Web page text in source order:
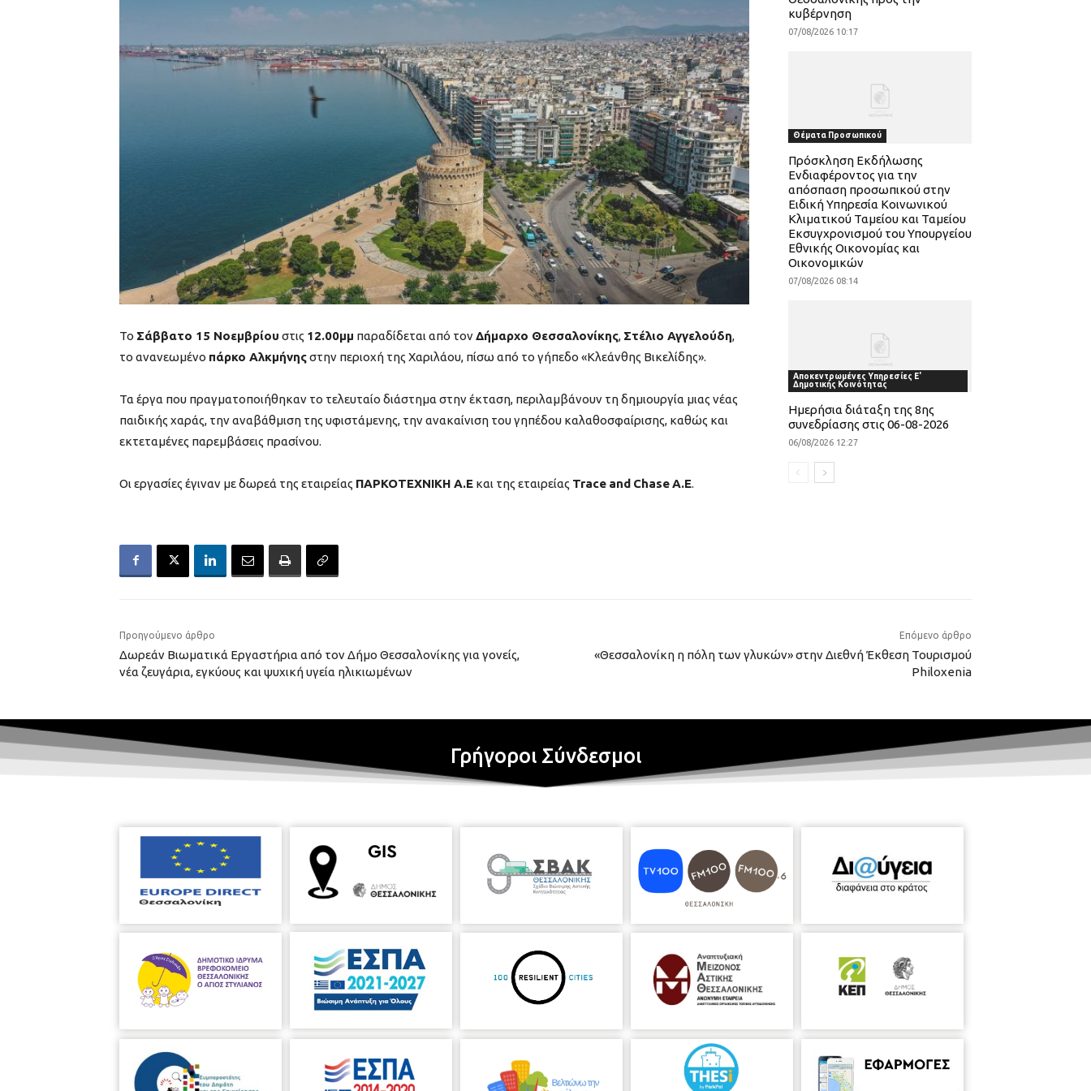
Το Σάββατο 15 Νοεμβρίου στις 12.00μμ παραδίδεται από τονΔήμαρχο Θεσσαλονίκης, Στέλιο Αγγελούδη,
το ανανεωμένο πάρκο Αλκμήνηςστην περιοχή της Χαριλάου, πίσω από το γήπεδο «Κλεάνθης Βικελίδης».
Τα έργα που πραγματοποιήθηκαν το τελευταίο διάστημα στην έκταση, περιλαμβάνουν τη δημιουργία μιας νέας
παιδικής χαράς, την αναβάθμιση της υφιστάμενης, την ανακαίνιση του γηπέδου καλαθοσφαίρισης, καθώς και
εκτεταμένες παρεμβάσεις πρασίνου.
Οι εργασίες έγιναν με δωρεά της εταιρείας ΠΑΡΚΟΤΕΧΝΙΚΗ Α.Ε και της εταιρείας Trace and ChaseA.E.
κυβέρνηση
07/08/2026 10:17
Θέματα Προσωπικού
Πρόσκληση Εκδήλωσης
Ενδιαφέροντος για την
απόσπαση προσωπικού στην
Ειδική Υπηρεσία Κοινωνικού
Κλιματικού Ταμείου και Ταμείου
Εκσυγχρονισμού του Υπουργείου
Εθνικής Οικονομίας και
Οικονομικών
07/08/2026 08:14
Αποκεντρωμένες Υπηρεσίες Ε'
Δημοτικής Κοινότητας
Ημερήσια διάταξη της 8ης
συνεδρίασης στις 06-08-2026
06/08/2026 12:27
Προηγούμενο άρθρο
Δωρεάν Βιωματικά Εργαστήρια από τον Δήμο Θεσσαλονίκης για γονείς,
νέα ζευγάρια, εγκύους και ψυχική υγεία ηλικιωμένων
Επόμενο άρθρο
«Θεσσαλονίκη η πόλη των γλυκών» στην Διεθνή Έκθεση Τουρισμού
Philoxenia
Γρήγοροι Σύνδεσμοι